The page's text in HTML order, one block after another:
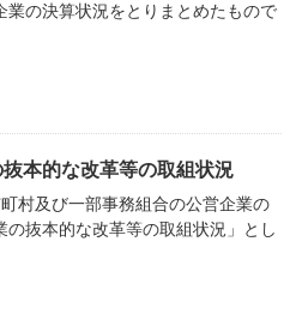
の決算状況をとりまとめたもので
抜本的な改革等の取組状況
村及び一部事務組合の公営企業の
抜本的な改革等の取組状況」とし